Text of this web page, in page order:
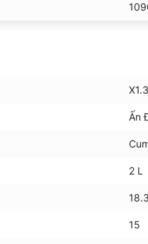
Ấn
2 L
15